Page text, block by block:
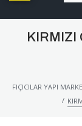
KIRMIZI
FIÇICILAR YAPI
/